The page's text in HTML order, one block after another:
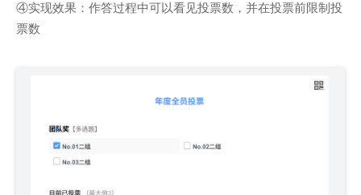
④实现效果：作答过程中可以看见投票数，并在投票前限制投
票数